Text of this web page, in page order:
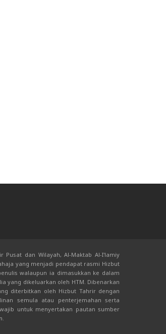
dan Wilayah, Al-Maktab Al-I'lamiy
yang menjadi pendapat rasmi Hizbut
walaupun ia dimasukkan ke dalam
yang dikeluarkan oleh HTM. Dibenarkan
diterbitkan oleh Hizbut Tahrir dengan
semula atau penterjemahan serta
untuk menyertakan pautan sumber